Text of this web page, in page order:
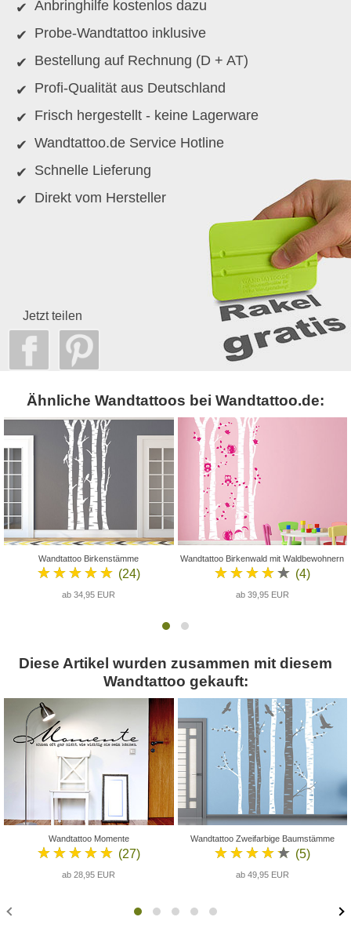
Anbringhilfe kostenlos dazu
Probe-Wandtattoo inklusive
Bestellung auf Rechnung (D + AT)
Profi-Qualität aus Deutschland
Frisch hergestellt - keine Lagerware
Wandtattoo.de Service Hotline
Schnelle Lieferung
Direkt vom Hersteller
Jetzt teilen
Ähnliche Wandtattoos bei Wandtattoo.de:
Wandtattoo Birkenstämme
★★★★★ (24)
ab 34,95 EUR
Wandtattoo Birkenwald mit Waldbewohnern
★★★★★ (4)
ab 39,95 EUR
Diese Artikel wurden zusammen mit diesem
Wandtattoo gekauft:
Wandtattoo Momente
★★★★★ (27)
ab 28,95 EUR
Wandtattoo Zweifarbige Baumstämme
★★★★★ (5)
ab 49,95 EUR